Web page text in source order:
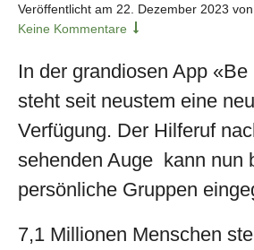
Veröffentlicht am 22. Dezember 2023
Keine Kommentare
In der grandiosen App
steht seit neustem eine
Verfügung. Der Hilferuf
sehenden Auge kann nun
persönliche Gruppen
7,1 Millionen Menschen